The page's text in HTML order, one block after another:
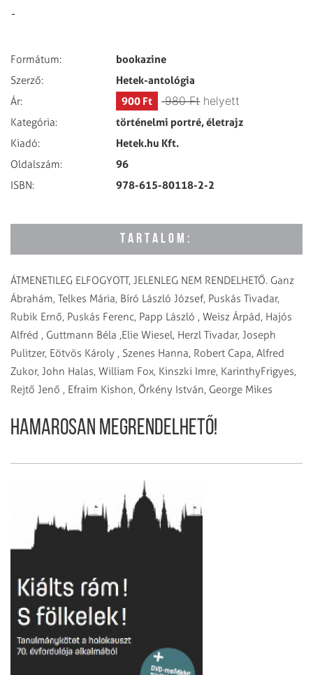
-
Formátum: bookazine
Szerző: Hetek-antológia
Ár: 900 Ft 980 Fthelyett
Kategória: történelmi portré, életrajz
Kiadó: Hetek.hu Kft.
Oldalszám: 96
ISBN: 978-615-80118-2-2
TARTALOM:
ÁTMENETILEG ELFOGYOTT, JELENLEG NEM RENDELHETŐ. Ganz
Ábrahám, Telkes Mária, Bíró László József, Puskás Tivadar,
Rubik Ernő, Puskás Ferenc, Papp László , Weisz Árpád, Hajós
Alfréd , Guttmann Béla ,Elie Wiesel, Herzl Tivadar, Joseph
Pulitzer, Eötvös Károly , Szenes Hanna, Robert Capa, Alfred
Zukor, John Halas, William Fox, Kinszki Imre, KarinthyFrigyes,
Rejtő Jenő , Efraim Kishon, Örkény István, George Mikes
Hamarosan megrendelhető!